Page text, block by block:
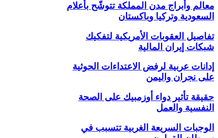
معالم وأبراج مدن المملكة تتوشّح بأعلام
السعودية وتركيا وباكستان
تفاصيل العقوبات الأمريكية لتفكيك
شبكات إيران المالية
إدانات عربية لرفض الاعتداءات الحوثية
على نجران واليمن
حقيقة تأثير دواء أوزمبيك على الصحة
النفسية والعمل
الوجبات السريعة الغربية تتسبب في